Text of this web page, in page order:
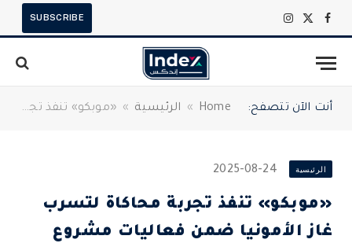
فيسبوك
X
الانستغرام
SUBSCRIBE
أنت الآن تتصفح: Home
» الرئيسية » «موبكو» تنفذ تجربة محاكاة لتسرب غاز الأمونيا ضمن فعاليات مشروع «صقر 153»
الرئيسية 2025-08-24
«موبكو» تنفذ تجربة محاكاة لتسرب
غاز الأمونيا ضمن فعاليات مشروع